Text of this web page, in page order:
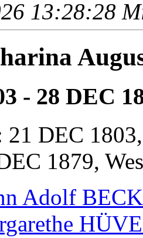
13:28:28
- 28 DEC
21 DEC
1879,
Adolf